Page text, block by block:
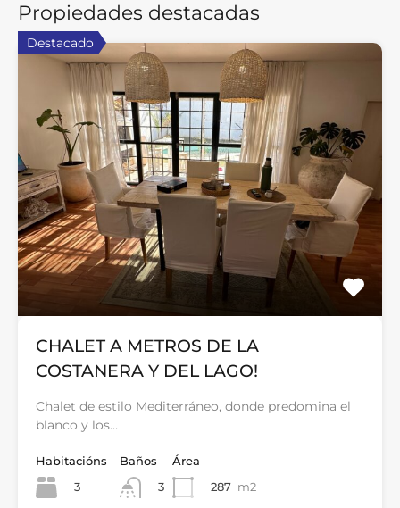
Propiedades destacadas
Destacado
CHALET A METROS DE LA
COSTANERA Y DEL LAGO!
Chalet de estilo Mediterráneo, donde predomina el
blanco y los…
Habitacións
3
Baños
3
Área
287 m2